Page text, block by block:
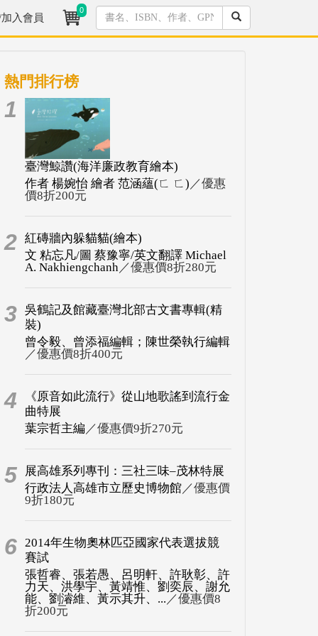
入會員
0
熱門排行榜
1
臺灣鯨讚(海洋廉政教育繪本)
作者 楊婉怡 繪者 范涵蘊(ㄈ ㄈ) ／優惠
價8折200元
2 紅磚牆內躲貓貓(繪本)
文 粘忘凡/圖 蔡豫寧/英文翻譯 Michael
A. Nakhiengchanh／優惠價8折280元
3 吳鶴記及館藏臺灣北部古文書專輯(精
裝)
曾令毅、曾添福編輯；陳世榮執行編輯
／優惠價8折400元
4
《原音如此流行》從山地歌謠到流行金
曲特展
葉宗哲主編 ／優惠價9折270元
5
展高雄系列專刊：三社三味–茂林特展
行政法人高雄市立歷史博物館／優惠價
9折180元
6 2014年生物奧林匹亞國家代表選拔競
賽試
張哲睿、張若愚、呂明軒、許耿彰、許
力天、洪學宇、黃靖惟、劉奕辰、謝允
能、劉濬維、黃示其升、... ／優惠價8
折200元